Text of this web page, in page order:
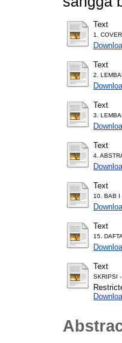
Text
1.
Text
2.
Text
3.
Text
4.
Text
10. BAB I
Text
15.
Text
SKRIPSI